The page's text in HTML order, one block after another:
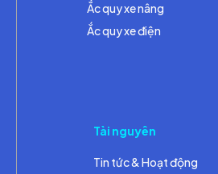
Ắc quy xe nâng
Ắc quy xe điện
Tài nguyên
Tin tức & Hoạt động